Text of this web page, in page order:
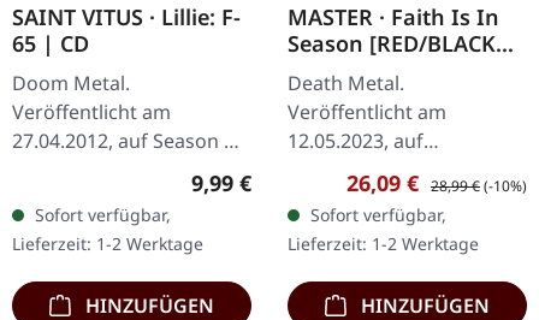
SAINT VITUS · Lillie: F-
65 | CD
Doom Metal.
Veröffentlicht am
27.04.2012, auf Season Of
Mist. CD im Jewelcase.
Saint Vitus kehren mit
"Lillie: F-65" zurück, einem
vernichtenden…
Regulärer Preis:
9,99 €
Sofort verfügbar,
Lieferzeit: 1-2 Werktage
HINZUFÜGEN
MASTER · Faith Is In
Season [RED/BLACK
SPLATTER] | LP
Death Metal.
Veröffentlicht am
12.05.2023, auf
Hammerheart Records.
Transparentes rotes Vinyl
mit schwarzen Splattern
im Standard-Cover.
Master…
Verkaufspreis:
26,09 € Regulärer Preis:
28,99 €(-10%)
Sofort verfügbar,
Lieferzeit: 1-2 Werktage
HINZUFÜGEN